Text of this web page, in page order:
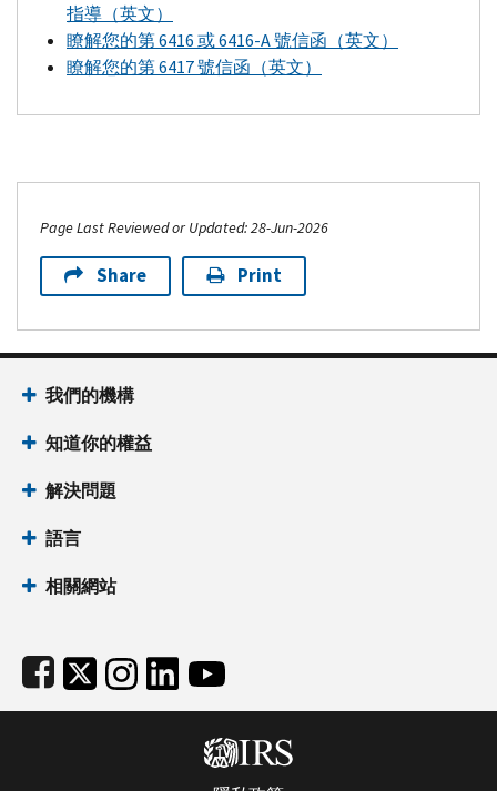
指導（英文）
瞭解您的第 6416 或 6416-A號信函（英文）
瞭解您的第 6417 號信函（英文）
Page Last Reviewed or Updated: 28-Jun-2026
Share Print
Footer Navigation
我們的機構
知道你的權益
解決問題
語言
相關網站